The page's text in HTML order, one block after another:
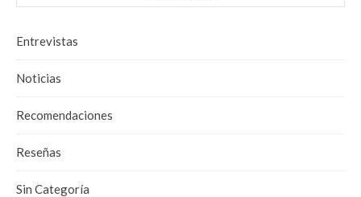
Entrevistas
Noticias
Recomendaciones
Reseñas
Sin Categoría